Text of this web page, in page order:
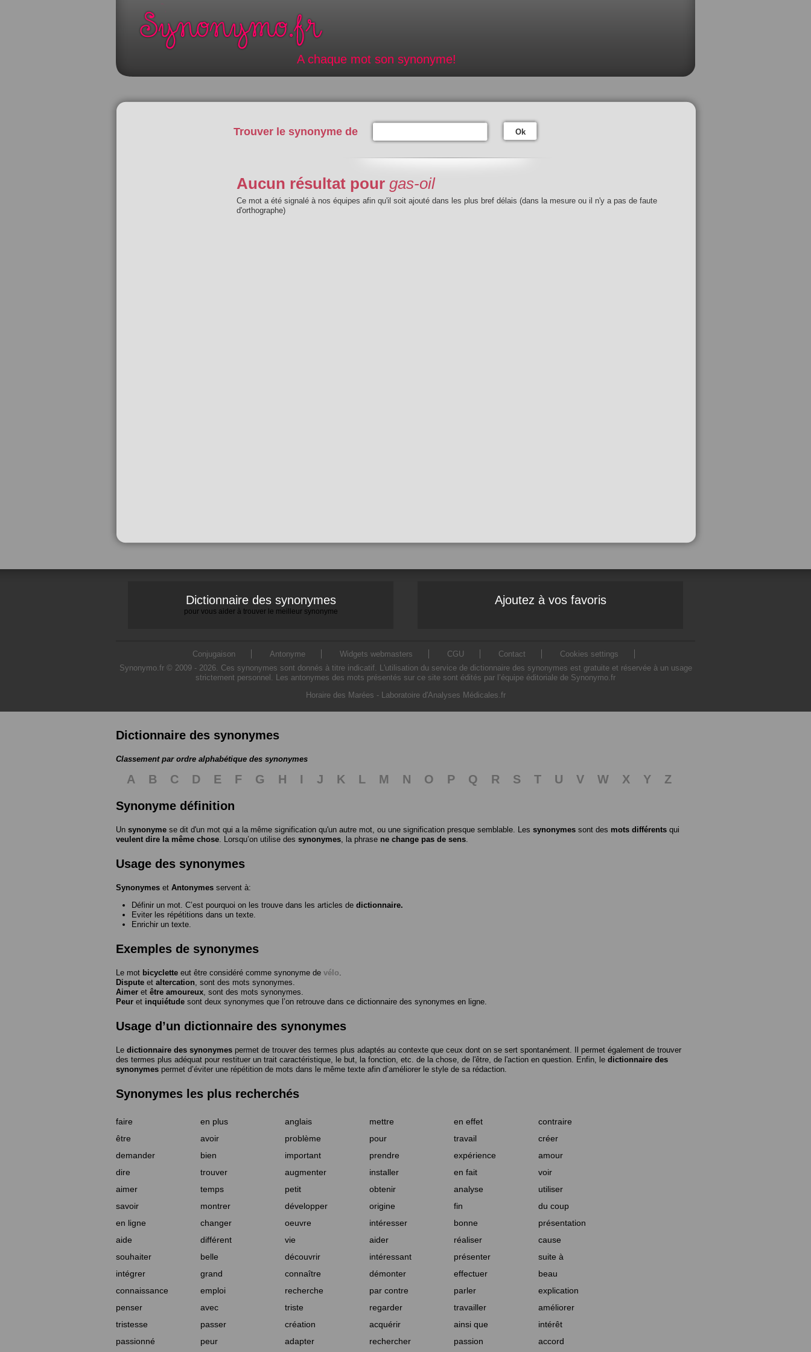
A chaque mot son synonyme!
Trouver le synonyme de Ok
Aucun résultat pour gas-oil
Ce mot a été signalé à nos équipes afin qu'il soit ajouté dans les plus bref délais (dans la mesure ou il n'y a pas de faute
d'orthographe)
Dictionnaire des synonymes
pour vous aider à trouver le meilleur synonyme
Ajoutez à vos favoris
Conjugaison Antonyme Widgets webmasters CGU Contact
Cookies settings
Synonymo.fr © 2009 - 2026. Ces synonymes sont donnés à titre indicatif. L'utilisation du service de dictionnaire des synonymes est gratuite et réservée à un usage
strictement personnel. Les antonymes des mots présentés sur ce site sont édités par l’équipe éditoriale de Synonymo.fr
Horaire des Marées - Laboratoire d'Analyses Médicales.fr
Dictionnaire des synonymes
Classement par ordre alphabétique des synonymes
A B C D E F G H I J K L M N O P Q R S T U V W X Y
Z
Synonyme définition
Un synonyme se dit d'un mot qui a la même signification qu'un autre mot, ou une signification presque semblable. Les synonymes sont des mots différents qui
veulent dire la même chose . Lorsqu’on utilise des synonymes , la phrase ne change pas de sens
Usage des synonymes
Synonymes et Antonymes servent à:
Définir un mot. C’est pourquoi on les trouve dans les articles de dictionnaire.
Eviter les répétitions dans un texte.
Enrichir un texte.
Exemples de synonymes
Le mot bicyclette eut être considéré comme synonyme de vélo
Dispute et altercation , sont des mots synonymes.
Aimer et être amoureux , sont des mots synonymes.
Peur et inquiétude sont deux synonymes que l’on retrouve dans ce dictionnaire des synonymes en ligne.
Usage d’un dictionnaire des synonymes
Le dictionnaire des synonymes permet de trouver des termes plus adaptés au contexte que ceux dont on se sert spontanément. Il permet également de trouver
des termes plus adéquat pour restituer un trait caractéristique, le but, la fonction, etc. de la chose, de l'être, de l'action en question. Enfin, le dictionnaire des
synonymes permet d’éviter une répétition de mots dans le même texte afin d’améliorer le style de sa rédaction.
Synonymes les plus recherchés
faire en plus anglais mettre en effet
contraire
être
avoir problème pour travail
créer
demander
bien important prendre expérience
amour
dire
trouver augmenter installer en fait
voir
aimer
temps petit obtenir analyse
utiliser
savoir
montrer développer origine fin
du coup
en ligne
changer oeuvre intéresser bonne
présentation
aide
différent vie aider réaliser
cause
souhaiter
belle découvrir intéressant présenter
suite à
intégrer
grand connaître démonter effectuer
beau
connaissance
emploi recherche par contre parler
explication
penser
avec triste regarder travailler
améliorer
tristesse
passer création acquérir ainsi que
intérêt
passionné
peur adapter rechercher passion accord